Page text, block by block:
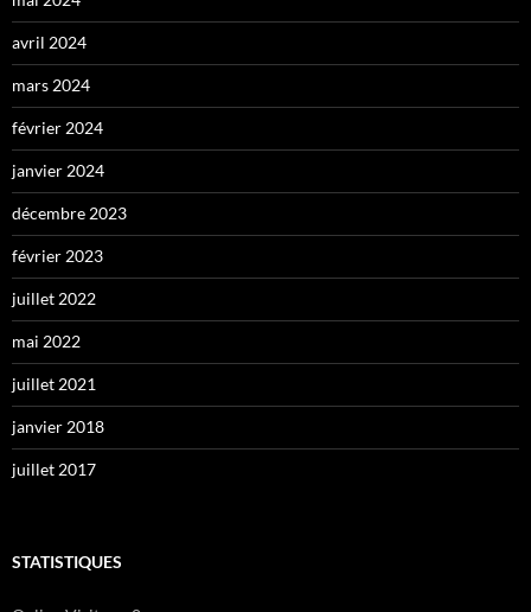
avril 2024
mars 2024
février 2024
janvier 2024
décembre 2023
février 2023
juillet 2022
mai 2022
juillet 2021
janvier 2018
juillet 2017
STATISTIQUES